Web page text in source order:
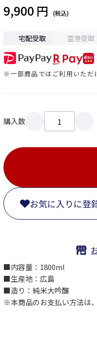
9,900 円
宅配受取 空港受取
※一部商品ではご利用いただ
購入数
お気に入りに登
■内容量：1800ml
■生産地：広島
■造り：純米大吟醸
※本商品のお支払い方法は